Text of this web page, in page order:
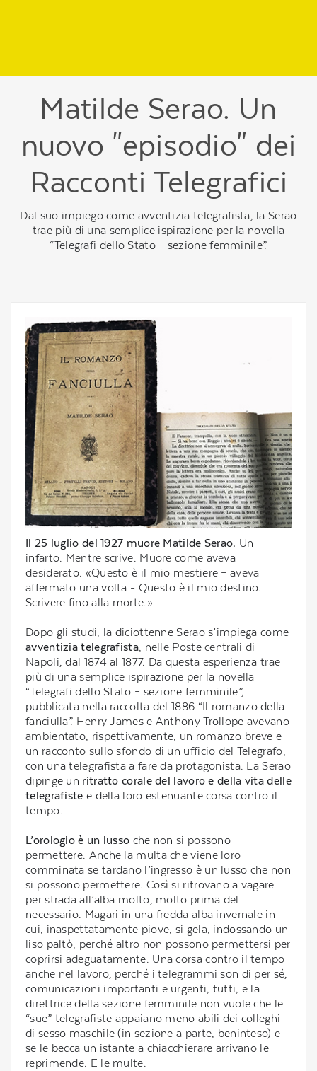
Matilde Serao. Un
nuovo "episodio" dei
Racconti Telegrafici
Dal suo impiego come avventizia telegrafista, la Serao
trae più di una semplice ispirazione per la novella
“Telegrafi dello Stato – sezione femminile”.
Il 25 luglio del 1927 muore Matilde Serao. Un
infarto. Mentre scrive. Muore come aveva
desiderato. «Questo è il mio mestiere – aveva
affermato una volta - Questo è il mio destino.
Scrivere fino alla morte.»
Dopo gli studi, la diciottenne Serao s’impiega come
avventizia telegrafista, nelle Poste centrali di
Napoli, dal 1874 al 1877. Da questa esperienza trae
più di una semplice ispirazione per la novella
“Telegrafi dello Stato – sezione femminile”,
pubblicata nella raccolta del 1886 “Il romanzo della
fanciulla”. Henry James e Anthony Trollope avevano
ambientato, rispettivamente, un romanzo breve e
un racconto sullo sfondo di un ufficio del Telegrafo,
con una telegrafista a fare da protagonista. La Serao
dipinge un ritratto corale del lavoro e della vita delle
telegrafiste e della loro estenuante corsa contro il
tempo.
L’orologio è un lusso che non si possono
permettere. Anche la multa che viene loro
comminata se tardano l’ingresso è un lusso che non
si possono permettere. Così si ritrovano a vagare
per strada all’alba molto, molto prima del
necessario. Magari in una fredda alba invernale in
cui, inaspettatamente piove, si gela, indossando un
liso paltò, perché altro non possono permettersi per
coprirsi adeguatamente. Una corsa contro il tempo
anche nel lavoro, perché i telegrammi son di per sé,
comunicazioni importanti e urgenti, tutti, e la
direttrice della sezione femminile non vuole che le
“sue” telegrafiste appaiano meno abili dei colleghi
di sesso maschile (in sezione a parte, beninteso) e
se le becca un istante a chiacchierare arrivano le
reprimende. E le multe.